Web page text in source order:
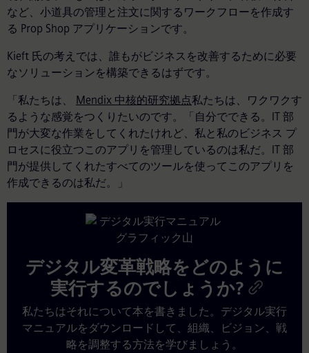
など、小道具の管理と注文に関するワークフローを作成す
る Prop Shop アプリケーションです。
Kieft 氏の考えでは、誰もがビジネスを改善するために必要
なソリューションを構築できるはずです。
「私たちは、 Mendix 中核的研究拠点私たちは、ワクワクす
るような感覚をつくりたいのです。「自分でできる。IT 部
門が大変な作業をしてくれたけれど、私と私のビジネス プ
ロセスに役立つこのアプリを管理しているのは私だ。IT 部
門が提供してくれたすべてのツールを使ってこのアプリを
作成できるのは私だ。」
デジタル変革戦略をどのように
実行するのでしょうか?
私たちはそれについて本を書きました。デジタル実行
マニュアルをダウンロードして、組織、ビジョン、戦
略を調整する方法を学びましょう。